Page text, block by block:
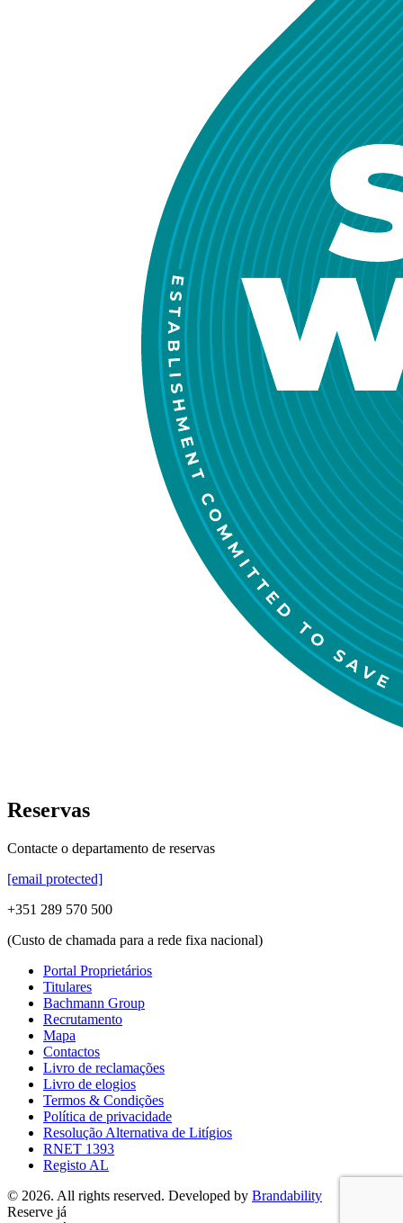
Reservas
Contacte o departamento de reservas
[email protected]
+351 289 570 500
(Custo de chamada para a rede fixa nacional)
Portal Proprietários
Titulares
Bachmann Group
Recrutamento
Mapa
Contactos
Livro de reclamações
Livro de elogios
Termos & Condições
Política de privacidade
Resolução Alternativa de Litígios
RNET 1393
Registo AL
© 2026. All rights reserved. Developed by Brandability
Reserve já